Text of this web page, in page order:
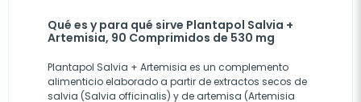
Qué es y para qué sirve Plantapol Salvia +
Artemisia, 90 Comprimidos de 530 mg
Plantapol Salvia + Artemisia es un complemento
alimenticio elaborado a partir de extractos secos de
salvia (Salvia officinalis) y de artemisa (Artemisia